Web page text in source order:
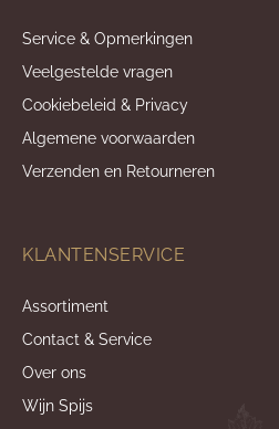
Service & Opmerkingen
Veelgestelde vragen
Cookiebeleid & Privacy
Algemene voorwaarden
Verzenden en Retourneren
KLANTENSERVICE
Assortiment
Contact & Service
Over ons
Wijn Spijs